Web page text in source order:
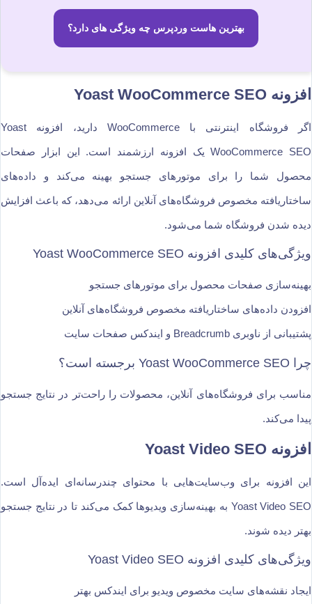
بهترین هاست وردپرس چه ویژگی های دارد؟
افزونه Yoast WooCommerce SEO
اگر فروشگاه اینترنتی با WooCommerce دارید، افزونه Yoast
WooCommerce SEO یک افزونه ارزشمند است. این ابزار صفحات
محصول شما را برای موتورهای جستجو بهینه می‌کند و داده‌های
ساختاریافته مخصوص فروشگاه‌های آنلاین ارائه می‌دهد، که باعث افزایش
دیده شدن فروشگاه شما می‌شود.
ویژگی‌های کلیدی افزونه Yoast WooCommerce SEO
بهینه‌سازی صفحات محصول برای موتورهای جستجو
افزودن داده‌های ساختاریافته مخصوص فروشگاه‌های آنلاین
پشتیبانی از ناوبری Breadcrumb و ایندکس صفحات سایت
چرا Yoast WooCommerce SEO برجسته است؟
مناسب برای فروشگاه‌های آنلاین، محصولات را راحت‌تر در نتایج جستجو
پیدا می‌کند.
افزونه Yoast Video SEO
این افزونه برای وب‌سایت‌هایی با محتوای چندرسانه‌ای ایده‌آل است.
Yoast Video SEO به بهینه‌سازی ویدیوها کمک می‌کند تا در نتایج جستجو
بهتر دیده شوند.
ویژگی‌های کلیدی افزونه Yoast Video SEO
ایجاد نقشه‌های سایت مخصوص ویدیو برای ایندکس بهتر